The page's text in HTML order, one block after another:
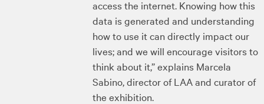
access the internet. Knowing how this
data is generated and understanding
how to use it can directly impact our
lives; and we will encourage visitors to
think about it,” explains Marcela
Sabino, director of LAA and curator of
the exhibition.